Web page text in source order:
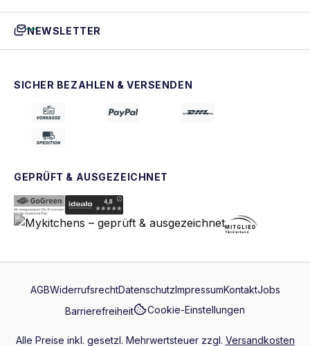
NEWSLETTER
SICHER BEZAHLEN & VERSENDEN
GEPRÜFT & AUSGEZEICHNET
AGBWiderrufsrechtDatenschutzImpressumKontaktJobs
Barrierefreiheit
Cookie-Einstellungen
Alle Preise inkl. gesetzl. Mehrwertsteuer zzgl. Versandkosten